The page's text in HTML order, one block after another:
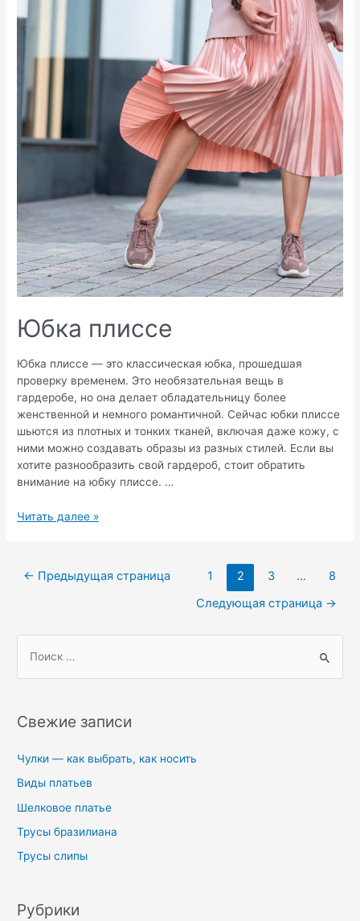
Юбка плиссе
Юбка плиссе — это классическая юбка, прошедшая
проверку временем. Это необязательная вещь в
гардеробе, но она делает обладательницу более
женственной и немного романтичной. Сейчас юбки плиссе
шьются из плотных и тонких тканей, включая даже кожу, с
ними можно создавать образы из разных стилей. Если вы
хотите разнообразить свой гардероб, стоит обратить
внимание на юбку плиссе. …
Юбка
Читать далее »
Пагинация
← Предыдущая страница 1 2 3 …
8
Следующая страница →
к
:
Свежие записи
Чулки — как выбрать, как носить
Виды платьев
Шелковое платье
Трусы бразилиана
Трусы слипы
Рубрики